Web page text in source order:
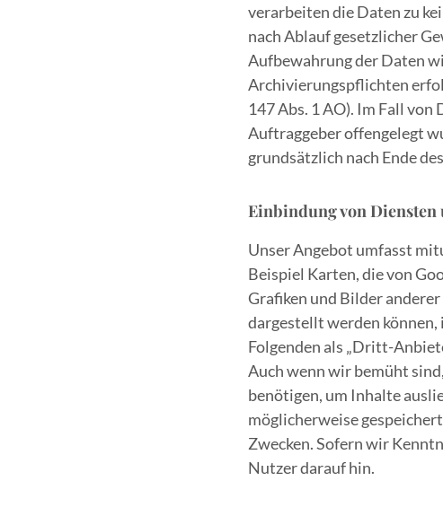
verarbeiten die Daten zu
nach Ablauf gesetzlicher
Aufbewahrung der Daten
Archivierungspflichten
147 Abs. 1 AO). Im Fall
Auftraggeber offengelegt
grundsätzlich nach Ende
Einbindung von
Unser Angebot umfasst
Beispiel Karten, die von
Grafiken und Bilder
dargestellt werden
Folgenden als „Dritt-
Auch wenn wir bemüht
benötigen, um Inhalte
möglicherweise
Zwecken. Sofern wir
Nutzer darauf hin.